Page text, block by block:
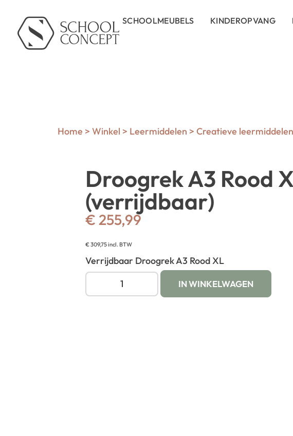
SCHOOLMEUBELS KINDEROPVANG
Home > Winkel > Leermiddelen > Creatieve leermiddelen
Droogrek A3 Rood
(verrijdbaar)
€ 255,99
€309,75incl. BTW
Verrijdbaar Droogrek A3 Rood XL
IN WINKELWAGEN